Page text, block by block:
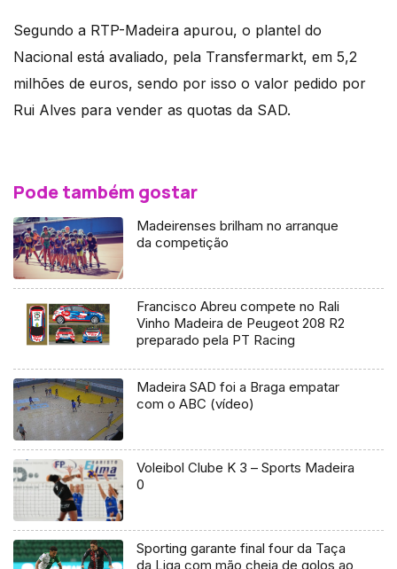
Segundo a RTP-Madeira apurou, o plantel do
Nacional está avaliado, pela Transfermarkt, em 5,2
milhões de euros, sendo por isso o valor pedido por
Rui Alves para vender as quotas da SAD.
Pode também gostar
Madeirenses brilham no arranque
da competição
Francisco Abreu compete no Rali
Vinho Madeira de Peugeot 208 R2
preparado pela PT Racing
Madeira SAD foi a Braga empatar
com o ABC (vídeo)
Voleibol Clube K 3 – Sports Madeira
0
Sporting garante final four da Taça
da Liga com mão cheia de golos ao